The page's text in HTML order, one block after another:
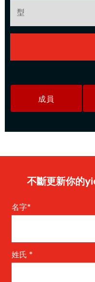
成員
不斷更新你的
名字*
姓氏 *